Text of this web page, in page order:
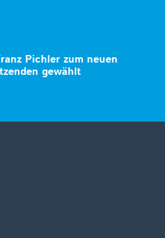
Pichler zum neuen
gewählt